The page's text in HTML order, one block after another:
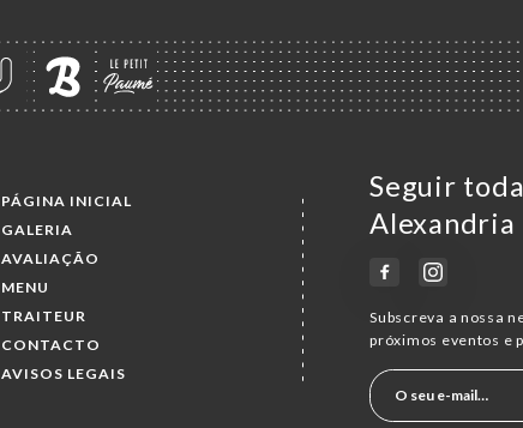
PÁGINA INICIAL
GALERIA
AVALIAÇÃO
MENU
TRAITEUR
CONTACTO
AVISOS LEGAIS
Seguir
Alexandria
Subscreva a nossa
próximos eventos e